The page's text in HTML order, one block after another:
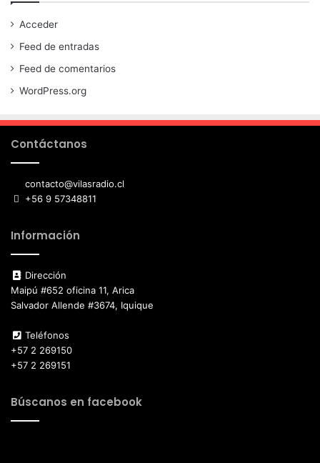
Acceder
Feed de entradas
Feed de comentarios
WordPress.org
Contáctanos
contacto@vilasradio.cl
+56 9 57348811
Información
Dirección
Maipú #652 oficina 11, Arica
Salvador Allende #3674, Iquique
Teléfonos
+57 2 269150
+57 2 269151
Búscanos en facebook